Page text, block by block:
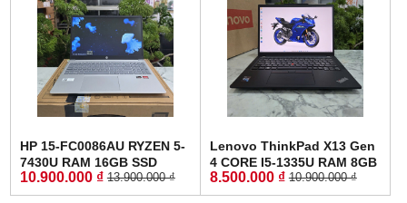
HP 15-FC0086AU RYZEN 5-
7430U RAM 16GB SSD
512GB MÀN HÌNH : 15.6
Inch FullHD IPS
10.900.000 ₫ 13.900.000 ₫
Lenovo ThinkPad X13 Gen
4 CORE I5-1335U RAM 8GB
SSD 256GB MÀN HÌNH :
13.3 Inch WUXGA
8.500.000 ₫ 10.900.000 ₫